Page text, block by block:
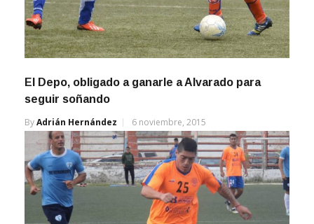
El Depo, obligado a ganarle a Alvarado para
seguir soñando
ByAdrián Hernández 6 noviembre, 2015